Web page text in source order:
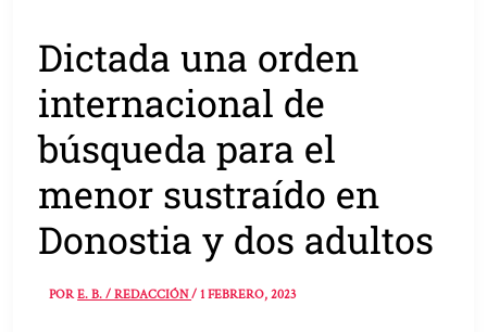
Dictada una orden
internacional de
búsqueda para el
menor sustraído en
Donostia y dos adultos
PORE. B. / REDACCIÓN/1 FEBRERO, 2023